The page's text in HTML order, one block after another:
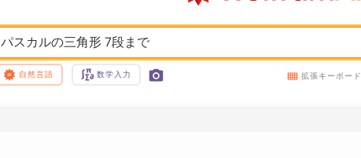
パスカルの三角形 7段まで
自然言語 数学入力 拡張キーボード